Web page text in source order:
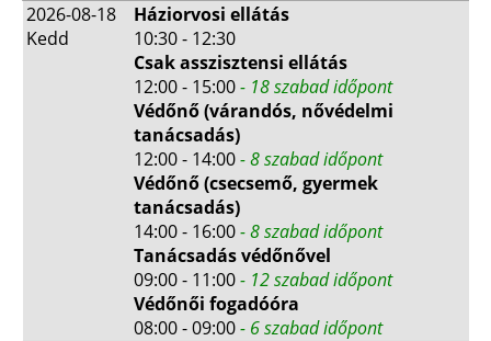
2026-08-18
Kedd
Háziorvosi ellátás
10:30 - 12:30
Csak asszisztensi ellátás
12:00 - 15:00- 18 szabad időpont
Védőnő (várandós, nővédelmi
tanácsadás)
12:00 - 14:00- 8 szabad időpont
Védőnő (csecsemő, gyermek
tanácsadás)
14:00 - 16:00- 8 szabad időpont
Tanácsadás védőnővel
09:00 - 11:00- 12 szabad időpont
Védőnői fogadóóra
08:00 - 09:00- 6 szabad időpont